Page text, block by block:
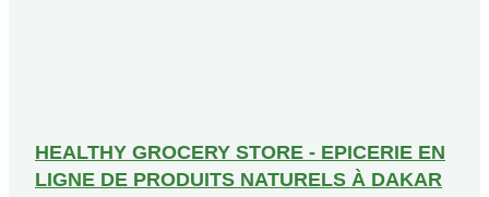
HEALTHY GROCERY STORE - EPICERIE EN
LIGNE DE PRODUITS NATURELS À DAKAR